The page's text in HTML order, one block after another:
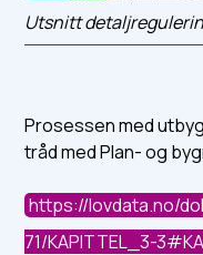
Utsnitt
Prosessen med
tråd med Plan- og
https://lovdata.no/
71/KAPITTEL_3-